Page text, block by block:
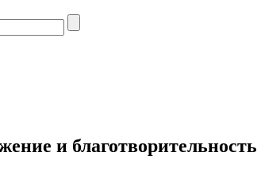
и благотворительность